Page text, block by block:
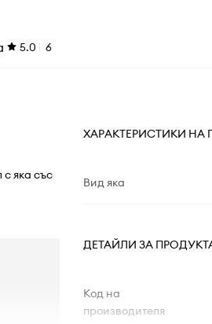
5.0 6
яка със
ХАРАКТЕРИСТИКИ НА
Вид яка
ДЕТАЙЛИ ЗА
Код на
производителя